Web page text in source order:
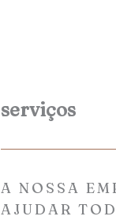
serviços
A NOSSA
AJUDAR